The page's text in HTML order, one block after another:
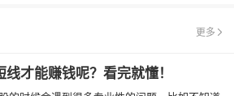
更多
才能赚钱呢？看完就懂！